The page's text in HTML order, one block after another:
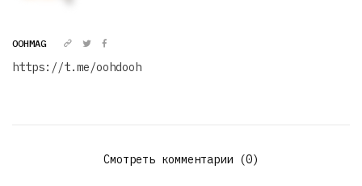
OOHMAG
https://t.me/oohdooh
Смотреть комментарии (0)